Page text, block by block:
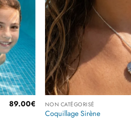
89.00€ NON CATÉGORISÉ
Coquillage Sirène